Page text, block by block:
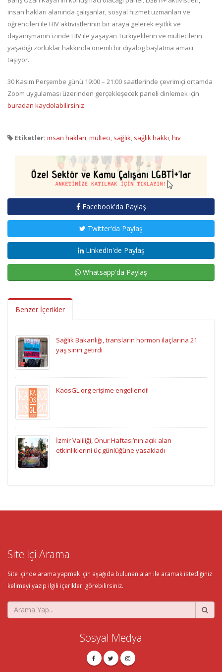
insan hakları alanında çalışanlar, sosyal hizmet uzmanları ve
öğrencileri ile HIV aktivistlerinin bir araya gelerek eşitlik ve
dayanışmanın izinde HIV ile yaşayan Türkiyelilerin ve mültecilerin
yaşadığı zorluklar hakkında önemli bir diyalog başlatma amacı
taşıyor.
30 Kasım Perşembe günü 19:00 – 21:00 saatlerinde çevrimiçi ortamda
Zoom uygulaması üzerinden gerçekleşecek paneli dinlemek için
buradan kaydolabilirsiniz.
Etiketler: insan hakları,mülteci, sağlık, sağlık hakkı,hiv
Facebook'da Paylaş
Twitter'da Paylaş
LinkedIn'de Paylaş
Whatsapp'da Paylaş
Benzer İçerikler
Sağlık Bakanlığı, transların hormon ilaçlarına 21
yaş sınırı getirdi
KaosGL.org erişime engellendi!
İzmir Valiliği, Onur Haftası’nın açık alan
etkinliklerini üç günlüğüne yasakladı
Site İçi Arama
Site içinde arama yapmak için aşağıda bulunan alan ile aramak istediğiniz
kelimeyi yazıp ilgili içerikleri görebilirsiniz.
Sosyal Medya